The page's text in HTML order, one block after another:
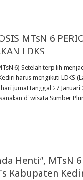
MTsN 6
LDKS
6) Setelah terpilih
harus mengikuti LDKS
jumat tanggal 27
di wisata Sumber
Henti”, MTsN
Kabupaten